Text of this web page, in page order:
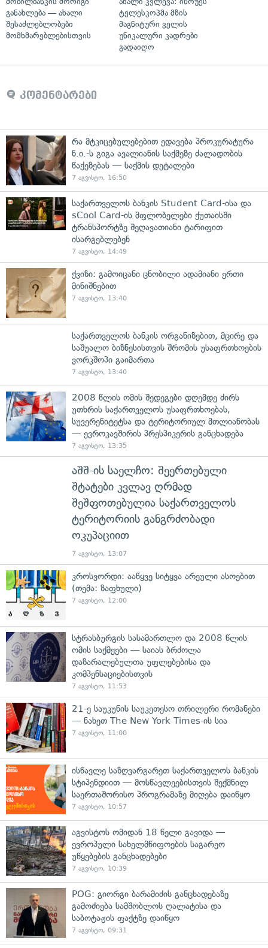
განახლება — ახალი
შესაძლებლობები
მომხმარებლებისთვის
ტელესკოპმა მზის
მაგნიტური ველის
უნიკალური კადრები
გადაიღო
კომენტარები
რა მტკიცებულებებით ედავება პროკურატურა
ნ.ი.-ს გიგა ავალიანის საქმეზე ძალადობის
წაქეზებას — საქმის დეტალები
7 აგვისტო, 16:50
საქართველოს ბანკის Student Card-ისა და
sCool Card-ის მფლობელები ქუთაისში
ტრანსპორტზე შეღავათიანი ტარიფით
ისარგებლებენ
7 აგვისტო, 14:49
ქვიზი: გამოიცანი ცნობილი ადამიანი ერთი
მინიშნებით
7 აგვისტო, 13:40
საქართველოს ბანკის ორგანიზებით, მცირე და
საშუალო ბიზნესისთვის შრომის უსაფრთხოების
ვორკშოპი გაიმართა
7 აგვისტო, 13:40
2008 წლის ომის შედეგები დღემდე ძირს
უთხრის საქართველოს უსაფრთხოებას,
სუვერენიტეტსა და ტერიტორიულ მთლიანობას
— ევროკავშირის პრესპიკერის განცხადება
7 აგვისტო, 13:35
აშშ-ის საელჩო: შეერთებული
შტატები კვლავ ღრმად
შეშფოთებულია საქართველოს
ტერიტორიის განგრძობადი
ოკუპაციით
7 აგვისტო, 13:07
კროსვორდი: ააწყვე სიტყვა არეული ასოებით
(თემა: ზაფხული)
7 აგვისტო, 12:00
სტრასბურგის სასამართლო და 2008 წლის
ომის საქმეები — საიას ბრძოლა
დაზარალებულთა უფლებებისა და
კომპენსაციებისთვის
7 აგვისტო, 11:53
21-ე საუკუნის საუკეთესო თრილერი რომანები
— ნახეთ The New York Times-ის სია
7 აგვისტო, 11:00
ისწავლე საზღვარგარეთ საქართველოს ბანკის
სტიპენდიით — მოსწავლეებისთვის შექმნილ
საერთაშორისო პროგრამაზე მიღება დაიწყო
7 აგვისტო, 10:57
აგვისტოს ომიდან 18 წელი გავიდა —
ევროპული სახელმწიფოების საგარეო
უწყებების განცხადებები
7 აგვისტო, 10:39
POG: გიორგი ბარამიძის განცხადებაზე
გამოძიება სამშობლოს ღალატისა და
საბოტაჟის ფაქტზე დაიწყო
7 აგვისტო, 09:31